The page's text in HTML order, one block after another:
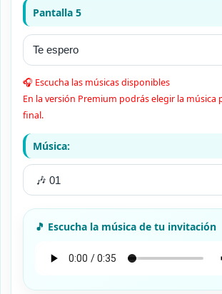
Pantalla 5
🎧 Escucha las músicas disponibles
En la versión Premium podrás elegir la música
final.
Música: